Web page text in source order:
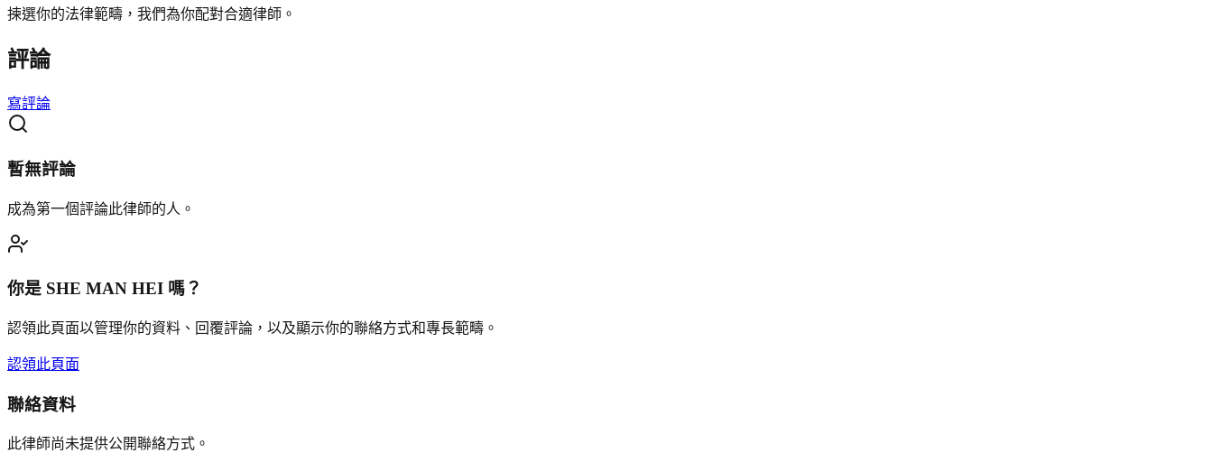
揀選你的法律範疇，我們為你配對合適律師。
評論
寫評論
暫無評論
成為第一個評論此律師的人。
你是 SHE MAN HEI 嗎？
認領此頁面以管理你的資料、回覆評論，以及顯示你的聯絡方式和專長範疇。
認領此頁面
聯絡資料
此律師尚未提供公開聯絡方式。